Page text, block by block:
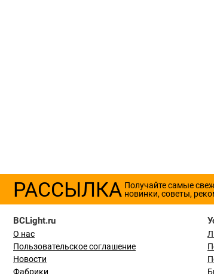
РАССЫЛКА Получайте самые
новинки, советы,
BCLight.ru
О нас
Пользовательское соглашение
Новости
Фабрики